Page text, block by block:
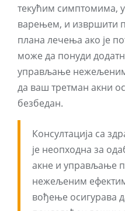
текућим симптомима,
варењем, и извршити
плана лечења ако је
може да понуди
управљање
да ваш третман акни
безбедан.
Консултација са
је неопходна за
акне и управљање
нежељеним
вођење осигурава